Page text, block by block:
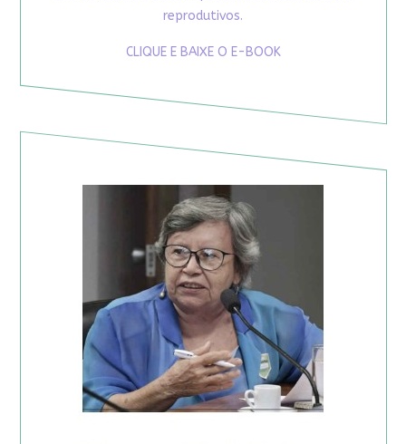
reprodutivos.
CLIQUE E BAIXE O E-BOOK